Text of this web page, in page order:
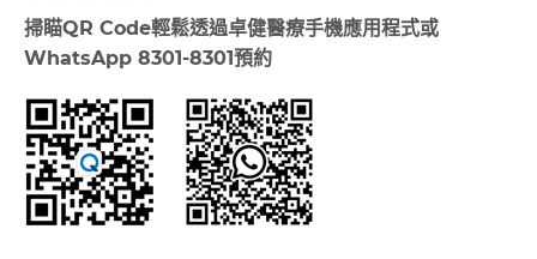
掃瞄QR Code輕鬆透過卓健醫療手機應用程式或
WhatsApp 8301-8301預約